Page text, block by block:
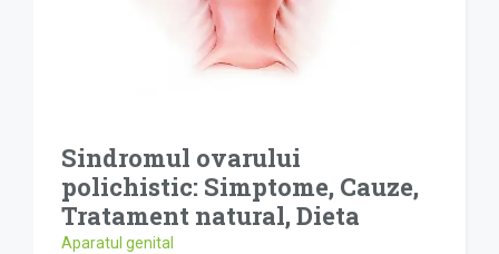
Sindromul ovarului
polichistic: Simptome, Cauze,
Tratament natural, Dieta
Aparatul genital